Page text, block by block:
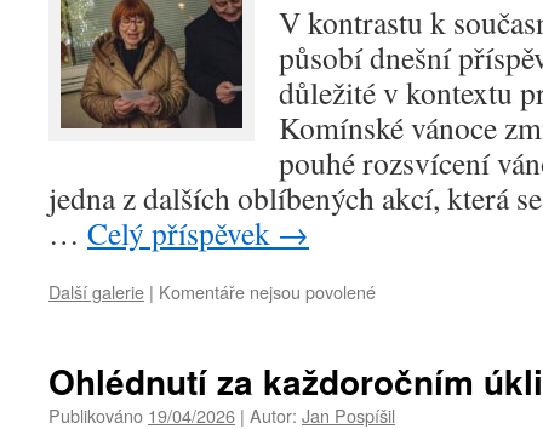
V kontrastu k
působí dnešní
důležité v kontextu
Komínské vánoce
pouhé rozsvícení
jedna z dalších oblíbených akcí, která
… Celý příspěvek →
Další galerie | Komentáře nejsou povolené
názvem
Komínské
vánoce
Ohlédnutí za každoročním
Publikováno 19/04/2026 | Autor: Jan Pospíšil